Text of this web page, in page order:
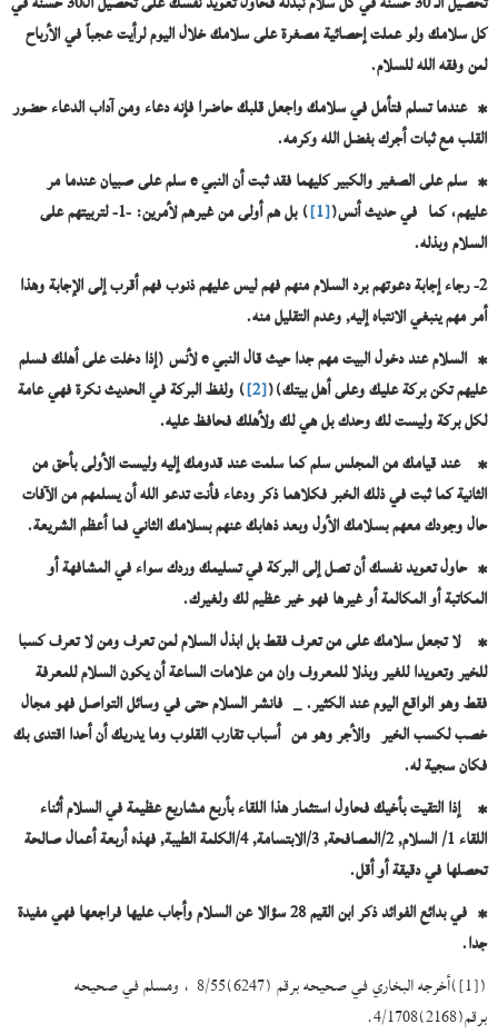
كل سلامك ولو عملت إحصائية مصغرة على سلامك خلال اليوم لرأيت عجباً في الأرباح
لمن وفقه الله للسلام.
* عندما تسلم فتأمل في سلامك واجعل قلبك حاضرا فإنه دعاء ومن آداب الدعاء حضور
القلب مع ثبات أجرك بفضل الله وكرمه.
* سلم على الصغير والكبير كليهما فقد ثبت أن النبيeسلم على صبيان عندما مر
عليهم، كما في حديث أنس(
[1]
)
بل هم أولى من غيرهم لأمرين: -1- لتربيتهم على
السلام وبذله.
2- رجاء إجابة دعوتهم برد السلام منهم فهم ليس عليهم ذنوب فهم أقرب إلى الإجابة وهذا
أمر مهم ينبغي الانتباه إليه, وعدم التقليل منه.
* السلام عند دخول البيت مهم جدا حيث قال النبيeلأنس (إذا دخلت على أهلك فسلم
عليهم تكن بركة عليك وعلى أهل بيتك)(
[2]
) ولفظ البركة في الحديث نكرة فهي عامة
لكل بركة وليست لك وحدك بل هي لك ولأهلك فحافظ عليه.
* عند قيامك من المجلس سلم كما سلمت عند قدومك إليه وليست الأولى بأحق من
الثانية كما ثبت في ذلك الخبر فكلاهما ذكر ودعاء فأنت تدعو الله أن يسلمهم من الآفات
حال وجودك معهم بسلامك الأول وبعد ذهابك عنهم بسلامك الثاني فما أعظم الشريعة.
* حاول تعويد نفسك أن تصل إلى البركة في تسليمك وردك سواء في المشافهة أو
المكاتبة أو المكالمة أو غيرها فهو خير عظيم لك ولغيرك.
* لا تجعل سلامك على من تعرف فقط بل ابذل السلام لمن تعرف ومن لا تعرف كسبا
للخير وتعويدا للغير وبذلا للمعروف وان من علامات الساعة أن يكون السلام للمعرفة
فقط وهو الواقع اليوم عند الكثير. _ فانشر السلام حتى في وسائل التواصل فهو مجال
خصب لكسب الخير والأجر وهو من أسباب تقارب القلوب وما يدريك أن أحدا اقتدى بك
فكان سجية له.
* إذا التقيت بأخيك فحاول استثمار هذا اللقاء بأربع مشاريع عظيمة في السلام أثناء
اللقاء 1/ السلام, 2/المصافحة, 3/الابتسامة, 4/الكلمة الطيبة, فهذه أربعة أعمال صالحة
تحصلها في دقيقة أو أقل.
* في بدائع الفوائد ذكر ابن القيم 28 سؤالا عن السلام وأجاب عليها فراجعها فهي مفيدة
جدا.
([1])أخرجه البخاري في صحيحه برقم (6247)8/55 ، ومسلم في صحيحه
برقم(2168)4/1708.